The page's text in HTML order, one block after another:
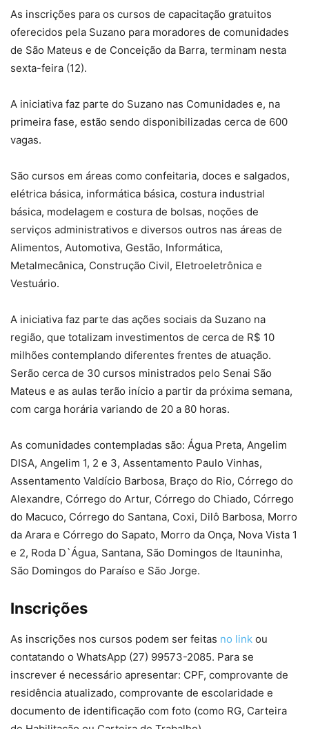
As inscrições para os cursos de capacitação gratuitos
oferecidos pela Suzano para moradores de comunidades
de São Mateus e de Conceição da Barra, terminam nesta
sexta-feira (12).
A iniciativa faz parte do Suzano nas Comunidades e, na
primeira fase, estão sendo disponibilizadas cerca de 600
vagas.
São cursos em áreas como confeitaria, doces e salgados,
elétrica básica, informática básica, costura industrial
básica, modelagem e costura de bolsas, noções de
serviços administrativos e diversos outros nas áreas de
Alimentos, Automotiva, Gestão, Informática,
Metalmecânica, Construção Civil, Eletroeletrônica e
Vestuário.
A iniciativa faz parte das ações sociais da Suzano na
região, que totalizam investimentos de cerca de R$ 10
milhões contemplando diferentes frentes de atuação.
Serão cerca de 30 cursos ministrados pelo Senai São
Mateus e as aulas terão início a partir da próxima semana,
com carga horária variando de 20 a 80 horas.
As comunidades contempladas são: Água Preta, Angelim
DISA, Angelim 1, 2 e 3, Assentamento Paulo Vinhas,
Assentamento Valdício Barbosa, Braço do Rio, Córrego do
Alexandre, Córrego do Artur, Córrego do Chiado, Córrego
do Macuco, Córrego do Santana, Coxi, Dilô Barbosa, Morro
da Arara e Córrego do Sapato, Morro da Onça, Nova Vista 1
e 2, Roda D`Água, Santana, São Domingos de Itauninha,
São Domingos do Paraíso e São Jorge.
Inscrições
As inscrições nos cursos podem ser feitas no link ou
contatando o WhatsApp (27) 99573-2085. Para se
inscrever é necessário apresentar: CPF, comprovante de
residência atualizado, comprovante de escolaridade e
documento de identificação com foto (como RG, Carteira